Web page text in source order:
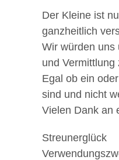
Der Kleine ist
ganzheitlich
Wir würden uns
und Vermittlung
Egal ob ein
sind und nicht
Vielen Dank an
Streunerglück